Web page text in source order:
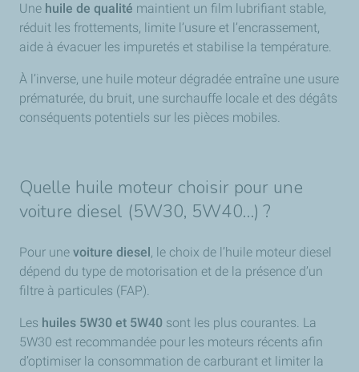
Une huile de qualité maintient un film lubrifiant stable,
réduit les frottements, limite l’usure et l’encrassement,
aide à évacuer les impuretés et stabilise la température.
À l’inverse, une huile moteur dégradée entraîne une usure
prématurée, du bruit, une surchauffe locale et des dégâts
conséquents potentiels sur les pièces mobiles.
Quelle huile moteur choisir pour une
voiture diesel (5W30, 5W40…) ?
Pour une voiture diesel, le choix de l’huile moteur diesel
dépend du type de motorisation et de la présence d’un
filtre à particules (FAP).
Les huiles 5W30 et 5W40 sont les plus courantes. La
5W30 est recommandée pour les moteurs récents afin
d’optimiser la consommation de carburant et limiter la